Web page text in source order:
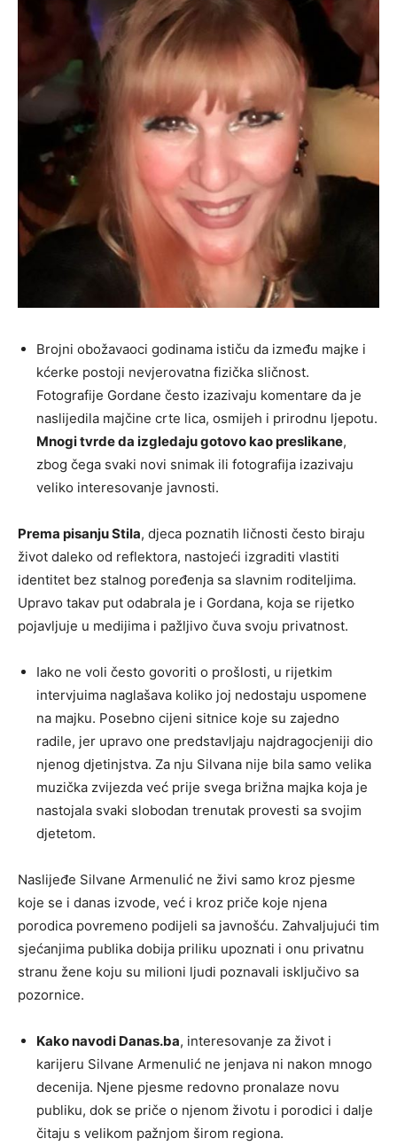
Brojni obožavaoci godinama ističu da između majke i
kćerke postoji nevjerovatna fizička sličnost.
Fotografije Gordane često izazivaju komentare da je
naslijedila majčine crte lica, osmijeh i prirodnu ljepotu.
Mnogi tvrde da izgledaju gotovo kao preslikane,
zbog čega svaki novi snimak ili fotografija izazivaju
veliko interesovanje javnosti.
Prema pisanju Stila, djeca poznatih ličnosti često biraju
život daleko od reflektora, nastojeći izgraditi vlastiti
identitet bez stalnog poređenja sa slavnim roditeljima.
Upravo takav put odabrala je i Gordana, koja se rijetko
pojavljuje u medijima i pažljivo čuva svoju privatnost.
Iako ne voli često govoriti o prošlosti, u rijetkim
intervjuima naglašava koliko joj nedostaju uspomene
na majku. Posebno cijeni sitnice koje su zajedno
radile, jer upravo one predstavljaju najdragocjeniji dio
njenog djetinjstva. Za nju Silvana nije bila samo velika
muzička zvijezda već prije svega brižna majka koja je
nastojala svaki slobodan trenutak provesti sa svojim
djetetom.
Naslijeđe Silvane Armenulić ne živi samo kroz pjesme
koje se i danas izvode, već i kroz priče koje njena
porodica povremeno podijeli sa javnošću. Zahvaljujući tim
sjećanjima publika dobija priliku upoznati i onu privatnu
stranu žene koju su milioni ljudi poznavali isključivo sa
pozornice.
Kako navodi Danas.ba, interesovanje za život i
karijeru Silvane Armenulić ne jenjava ni nakon mnogo
decenija. Njene pjesme redovno pronalaze novu
publiku, dok se priče o njenom životu i porodici i dalje
čitaju s velikom pažnjom širom regiona.